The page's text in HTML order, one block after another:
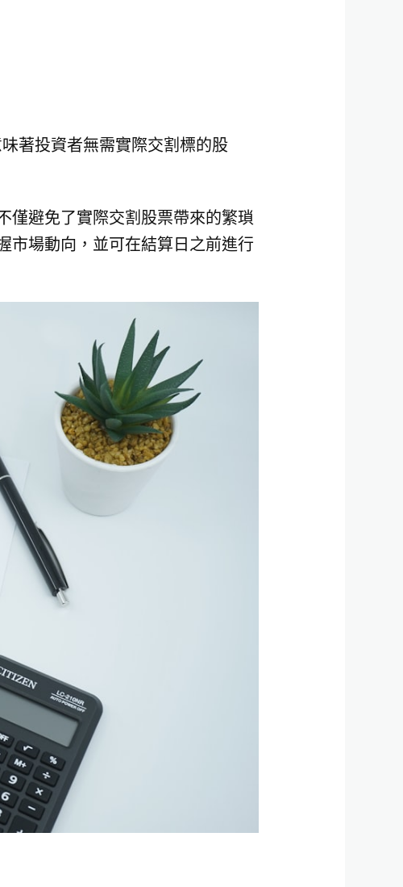
著投資者無需實際交割標的股
僅避免了實際交割股票帶來的繁瑣
市場動向，並可在結算日之前進行